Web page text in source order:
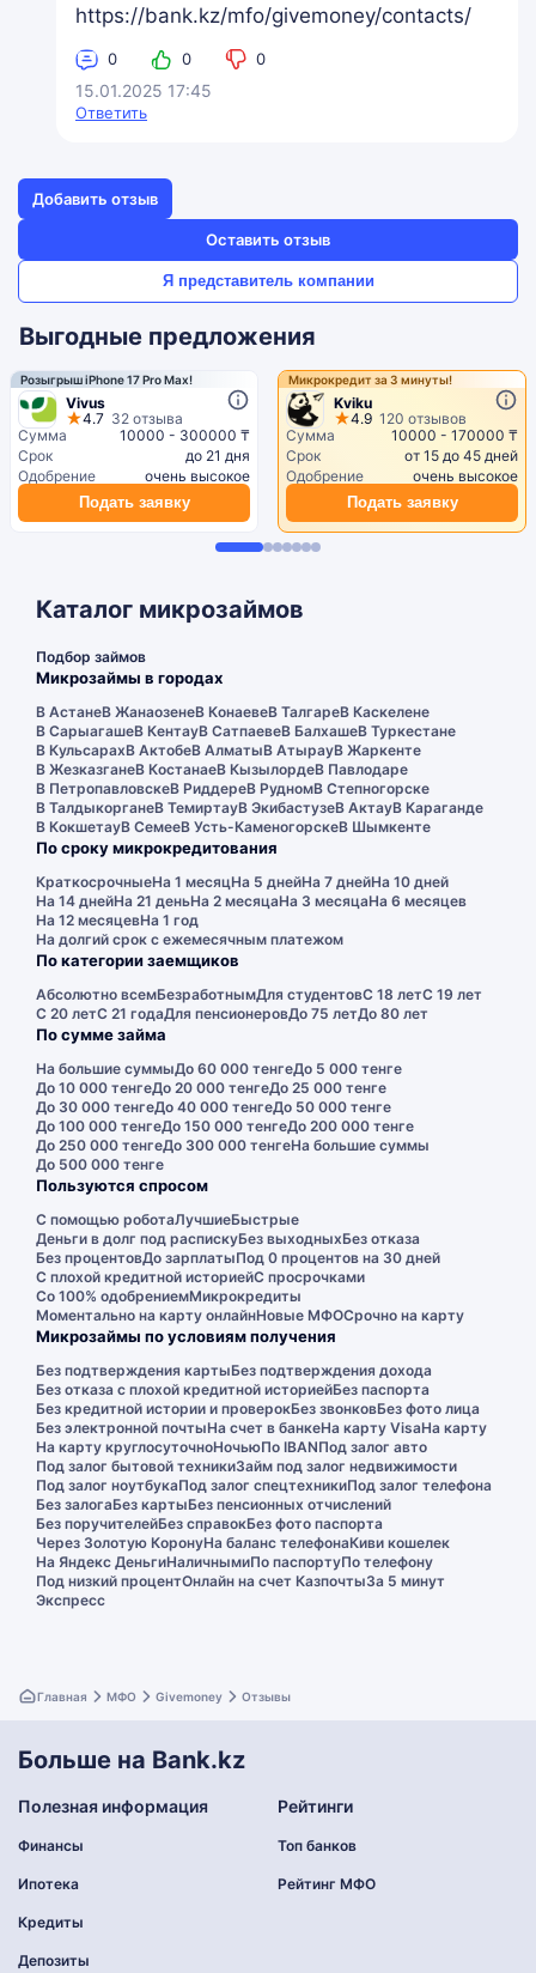
https://bank.kz/mfo/givemoney/contacts/
0 0 0
15.01.2025 17:45
Ответить
Добавить отзыв
Оставить отзыв
Я представитель компании
Выгодные предложения
Розыгрыш iPhone 17 Pro Max!
Vivus
4.7 32 отзыва
Сумма
10000 - 300000 ₸
Срок
до 21 дня
Одобрение
очень высокое
Подать заявку
Микрокредит за 3 минуты!
Kviku
4.9 120 отзывов
Сумма
10000 - 170000 ₸
Срок
от 15 до 45 дней
Одобрение
очень высокое
Подать заявку
Каталог микрозаймов
Подбор займов
Микрозаймы в городах
В АстанеВ ЖанаозенеВ КонаевеВ ТалгареВ Каскелене
В СарыагашеВ КентауВ СатпаевеВ БалхашеВ Туркестане
В КульсарахВ АктобеВ АлматыВ АтырауВ Жаркенте
В ЖезказганеВ КостанаеВ КызылордеВ Павлодаре
В ПетропавловскеВ РиддереВ РудномВ Степногорске
В ТалдыкорганеВ ТемиртауВ ЭкибастузеВ АктауВ Караганде
В КокшетауВ СемееВ Усть-КаменогорскеВ Шымкенте
По сроку микрокредитования
КраткосрочныеНа 1 месяцНа 5 днейНа 7 днейНа 10 дней
На 14 днейНа 21 деньНа 2 месяцаНа 3 месяцаНа 6 месяцев
На 12 месяцевНа 1 год
На долгий срок с ежемесячным платежом
По категории заемщиков
Абсолютно всемБезработнымДля студентовС 18 летС 19 лет
С 20 летС 21 годаДля пенсионеровДо 75 летДо 80 лет
По сумме займа
На большие суммыДо 60 000 тенгеДо 5 000 тенге
До 10 000 тенгеДо 20 000 тенгеДо 25 000 тенге
До 30 000 тенгеДо 40 000 тенгеДо 50 000 тенге
До 100 000 тенгеДо 150 000 тенгеДо 200 000 тенге
До 250 000 тенгеДо 300 000 тенгеНа большие суммы
До 500 000 тенге
Пользуются спросом
С помощью роботаЛучшиеБыстрые
Деньги в долг под распискуБез выходныхБез отказа
Без процентовДо зарплатыПод 0 процентов на 30 дней
С плохой кредитной историейС просрочками
Со 100% одобрениемМикрокредиты
Моментально на карту онлайнНовые МФОСрочно на карту
Микрозаймы по условиям получения
Без подтверждения картыБез подтверждения дохода
Без отказа с плохой кредитной историейБез паспорта
Без кредитной истории и проверокБез звонковБез фото лица
Без электронной почтыНа счет в банкеНа карту VisaНа карту
На карту круглосуточноНочьюПо IBANПод залог авто
Под залог бытовой техникиЗайм под залог недвижимости
Под залог ноутбукаПод залог спецтехникиПод залог телефона
Без залогаБез картыБез пенсионных отчислений
Без поручителейБез справокБез фото паспорта
Через Золотую КоронуНа баланс телефонаКиви кошелек
На Яндекс ДеньгиНаличнымиПо паспортуПо телефону
Под низкий процентОнлайн на счет КазпочтыЗа 5 минут
Экспресс
Главная МФО Givemoney Отзывы
Больше на Bank.kz
Полезная информация
Финансы
Ипотека
Кредиты
Депозиты
Рейтинги
Топ банков
Рейтинг МФО